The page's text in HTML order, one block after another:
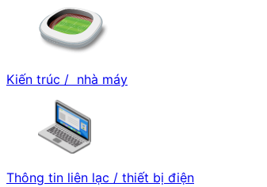
Kiến trúc / nhà máy
Thông tin liên lạc / thiết bị điện